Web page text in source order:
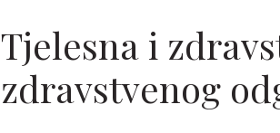
Tjelesna i
zdravstvenog